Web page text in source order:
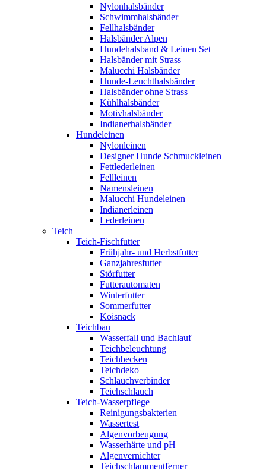
Nylonhalsbänder
Schwimmhalsbänder
Fellhalsbänder
Halsbänder Alpen
Hundehalsband & Leinen Set
Halsbänder mit Strass
Malucchi Halsbänder
Hunde-Leuchthalsbänder
Halsbänder ohne Strass
Kühlhalsbänder
Motivhalsbänder
Indianerhalsbänder
Hundeleinen
Nylonleinen
Designer Hunde Schmuckleinen
Fettlederleinen
Fellleinen
Namensleinen
Malucchi Hundeleinen
Indianerleinen
Lederleinen
Teich
Teich-Fischfutter
Frühjahr- und Herbstfutter
Ganzjahresfutter
Störfutter
Futterautomaten
Winterfutter
Sommerfutter
Koisnack
Teichbau
Wasserfall und Bachlauf
Teichbeleuchtung
Teichbecken
Teichdeko
Schlauchverbinder
Teichschlauch
Teich-Wasserpflege
Reinigungsbakterien
Wassertest
Algenvorbeugung
Wasserhärte und pH
Algenvernichter
Teichschlammentferner